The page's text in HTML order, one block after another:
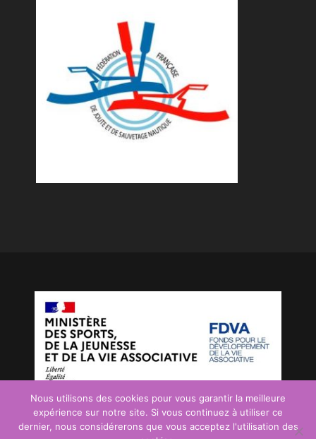
Crédits | Site créé par la société
Nous utilisons des cookies pour vous garantir la meilleure
expérience sur notre site. Si vous continuez à utiliser ce
dernier, nous considérerons que vous acceptez l'utilisation des